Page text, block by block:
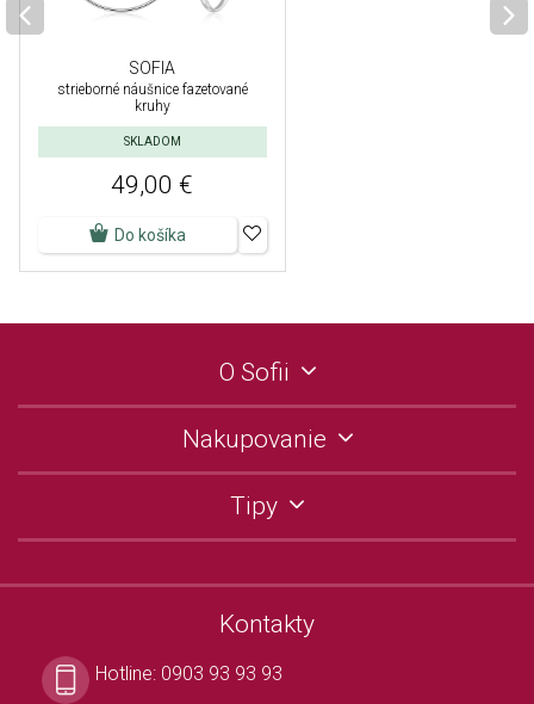
SOFIA
strieborné náušnice fazetované
kruhy
SKLADOM
49,00 €
Do košíka
O Sofii
Nakupovanie
Tipy
Kontakty
Hotline: 0903 93 93 93